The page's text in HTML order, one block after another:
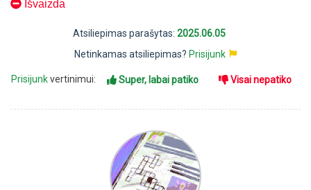
Išvaizda
Atsiliepimas parašytas: 2025.06.05
Netinkamas atsiliepimas? Prisijunk
Prisijunkvertinimui: Super, labai patiko Visai nepatiko